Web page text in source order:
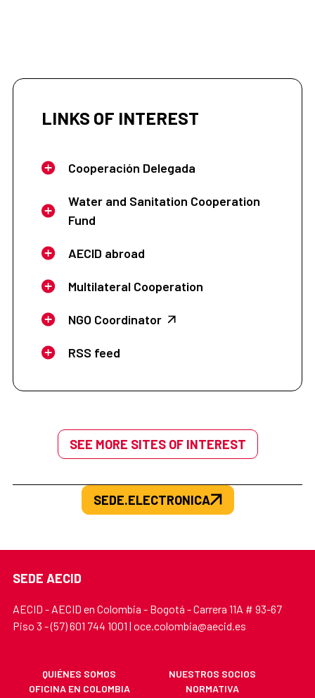
LINKS OF INTEREST
Cooperación Delegada
Water and Sanitation Cooperation
Fund
AECID abroad
Multilateral Cooperation
NGO Coordinator
RSS feed
SEE MORE SITES OF INTEREST
SEDE.ELECTRONICA
SEDE AECID
AECID - AECID en Colombia - Bogotá - Carrera 11A # 93-67
Piso 3 - (57) 601 744 1001 | oce.colombia@aecid.es
QUIÉNES SOMOS
NUESTROS SOCIOS
OFICINA EN COLOMBIA
NORMATIVA